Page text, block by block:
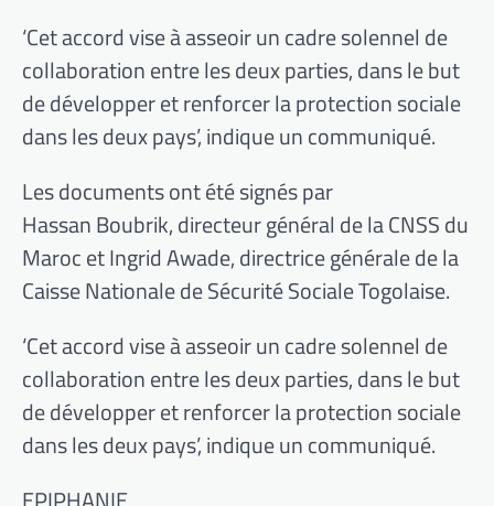
‘Cet accord vise à asseoir un cadre solennel de
collaboration entre les deux parties, dans le but
de développer et renforcer la protection sociale
dans les deux pays’, indique un communiqué.
Les documents ont été signés par
Hassan Boubrik, directeur général de la CNSS du
Maroc et Ingrid Awade, directrice générale de la
Caisse Nationale de Sécurité Sociale Togolaise.
‘Cet accord vise à asseoir un cadre solennel de
collaboration entre les deux parties, dans le but
de développer et renforcer la protection sociale
dans les deux pays’, indique un communiqué.